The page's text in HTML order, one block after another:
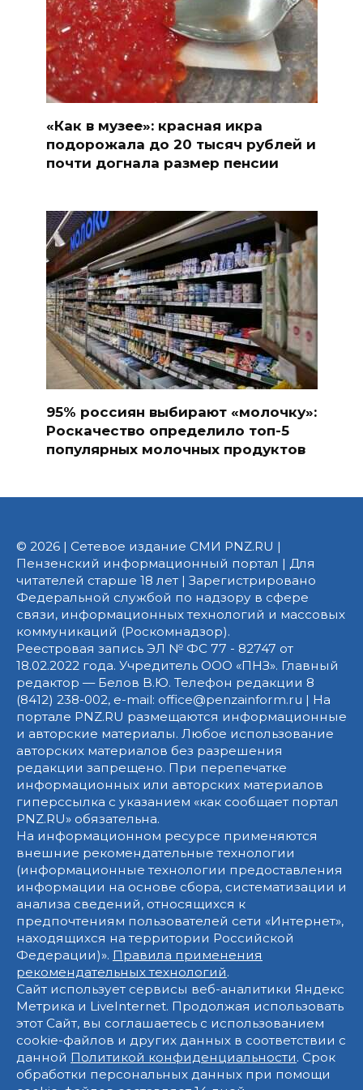
«Как в музее»: красная икра
подорожала до 20 тысяч рублей и
почти догнала размер пенсии
95% россиян выбирают «молочку»:
Роскачество определило топ-5
популярных молочных продуктов
© 2026 | Сетевое издание СМИ PNZ.RU |
Пензенский информационный портал | Для
читателей старше 18 лет | Зарегистрировано
Федеральной службой по надзору в сфере
связи, информационных технологий и массовых
коммуникаций (Роскомнадзор).
Реестровая запись ЭЛ № ФС 77 - 82747 от
18.02.2022 года. Учредитель ООО «ПНЗ». Главный
редактор — Белов В.Ю. Телефон редакции 8
(8412) 238-002, e-mail: office@penzainform.ru | На
портале PNZ.RU размещаются информационные
и авторские материалы. Любое использование
авторских материалов без разрешения
редакции запрещено. При перепечатке
информационных или авторских материалов
гиперссылка с указанием «как сообщает портал
PNZ.RU» обязательна.
На информационном ресурсе применяются
внешние рекомендательные технологии
(информационные технологии предоставления
информации на основе сбора, систематизации и
анализа сведений, относящихся к
предпочтениям пользователей сети «Интернет»,
находящихся на территории Российской
Федерации)». Правила применения
рекомендательных технологий.
Сайт использует сервисы веб-аналитики Яндекс
Метрика и LiveInternet. Продолжая использовать
этот Сайт, вы соглашаетесь с использованием
cookie-файлов и других данных в соответствии с
данной Политикой конфиденциальности. Срок
обработки персональных данных при помощи